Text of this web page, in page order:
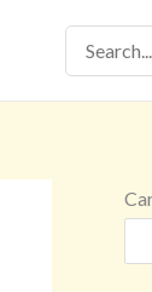
Search
for: